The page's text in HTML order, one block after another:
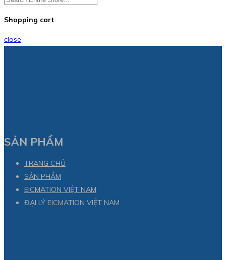
Shopping cart
close
SẢN PHẨM
TRANG CHỦ
SẢN PHẨM
EICMATION VIỆT NAM
ĐẠI LÝ EICMATION VIỆT NAM